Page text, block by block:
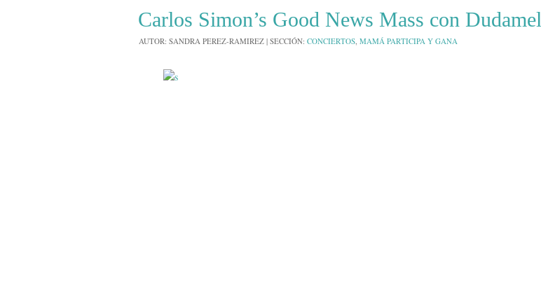
Carlos Simon’s Good News Mass con Dudamel
AUTOR: SANDRA PEREZ-RAMIREZ | SECCIÓN: CONCIERTOS, MAMÁ PARTICIPA Y GANA